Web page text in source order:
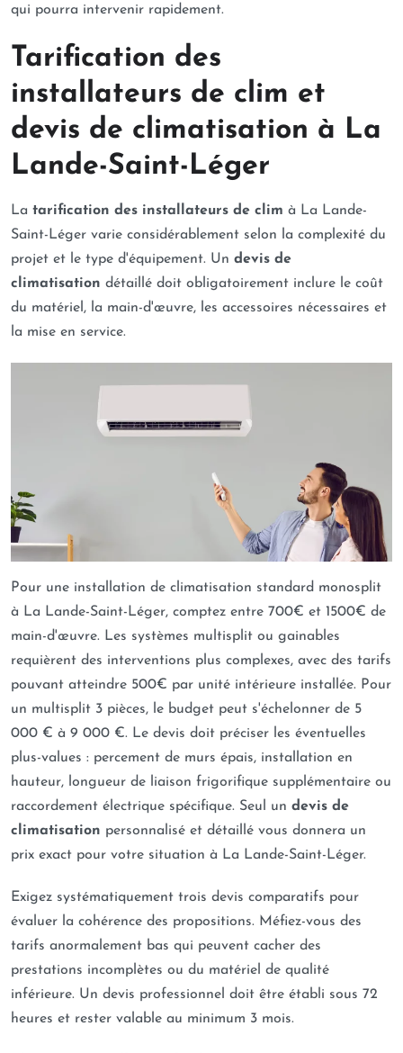
qui pourra intervenir rapidement.
Tarification des
installateurs de clim et
devis de climatisation à La
Lande-Saint-Léger
La tarification des installateurs de clim à La Lande-
Saint-Léger varie considérablement selon la complexité du
projet et le type d'équipement. Un devis de
climatisation détaillé doit obligatoirement inclure le coût
du matériel, la main-d'œuvre, les accessoires nécessaires et
la mise en service.
Pour une installation de climatisation standard monosplit
à La Lande-Saint-Léger, comptez entre 700€ et 1500€ de
main-d'œuvre. Les systèmes multisplit ou gainables
requièrent des interventions plus complexes, avec des tarifs
pouvant atteindre 500€ par unité intérieure installée. Pour
un multisplit 3 pièces, le budget peut s'échelonner de 5
000 € à 9 000 €. Le devis doit préciser les éventuelles
plus-values : percement de murs épais, installation en
hauteur, longueur de liaison frigorifique supplémentaire ou
raccordement électrique spécifique. Seul un devis de
climatisation personnalisé et détaillé vous donnera un
prix exact pour votre situation à La Lande-Saint-Léger.
Exigez systématiquement trois devis comparatifs pour
évaluer la cohérence des propositions. Méfiez-vous des
tarifs anormalement bas qui peuvent cacher des
prestations incomplètes ou du matériel de qualité
inférieure. Un devis professionnel doit être établi sous 72
heures et rester valable au minimum 3 mois.